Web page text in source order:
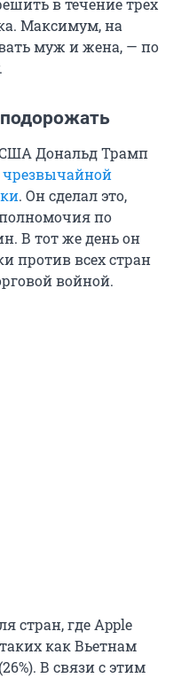
в течение трех
Максимум, на
муж и жена, — по
Дональд Трамп
. Он сделал это,
по
В тот же день он
против всех стран
войной.
стран, где Apple
как Вьетнам
В связи с этим